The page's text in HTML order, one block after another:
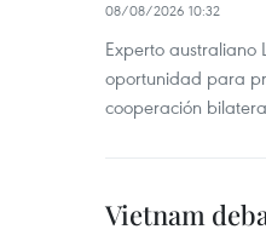
08/08/2026 10:32
Experto australiano
oportunidad para
cooperación
Vietnam